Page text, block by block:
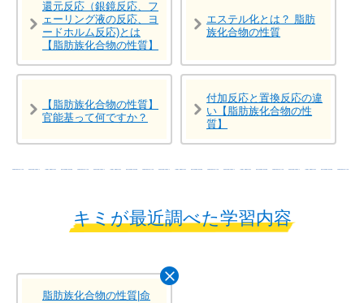
還元反応（銀鏡反応、フ
ェーリング液の反応、ヨ
ードホルム反応)とは
【脂肪族化合物の性質】
エステル化とは？ 脂肪
族化合物の性質
【脂肪族化合物の性質】
官能基って何ですか？
付加反応と置換反応の違
い【脂肪族化合物の性
質】
キミが最近調べた学習内容
脂肪族化合物の性質|命